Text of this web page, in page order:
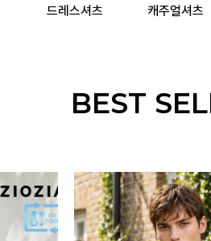
드레스셔츠 캐주얼셔츠
BEST